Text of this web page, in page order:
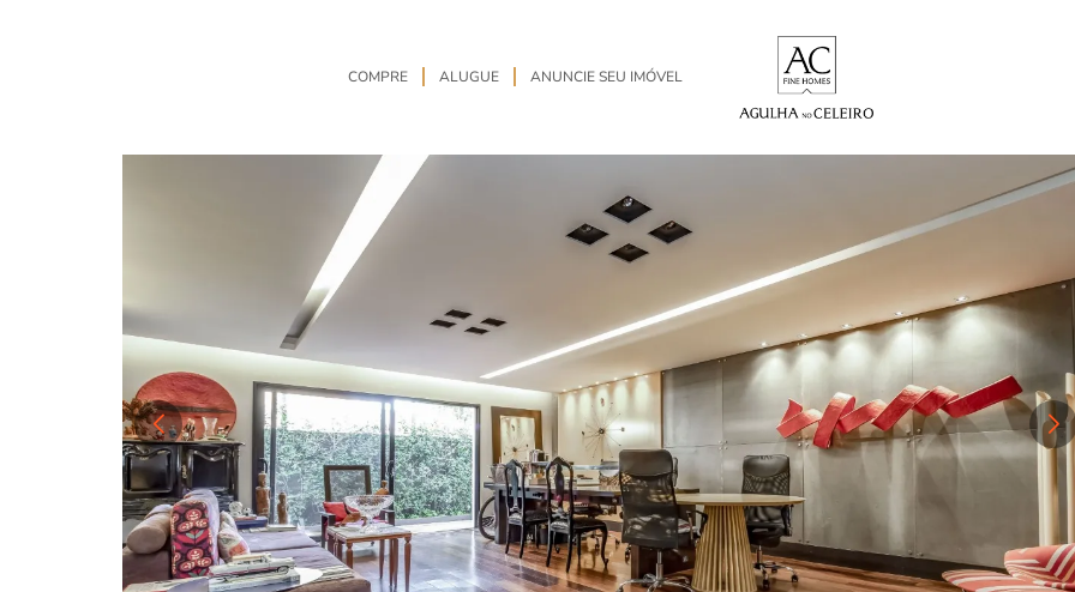
COMPRE ALUGUE ANUNCIE SEU IMÓVEL